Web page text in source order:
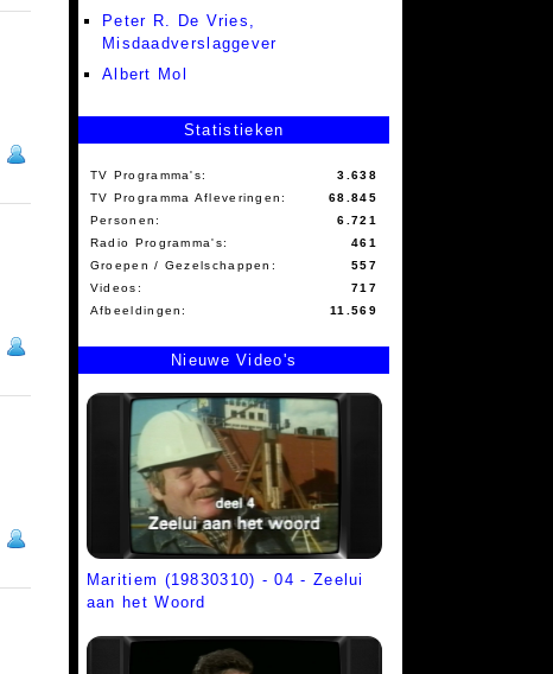
Peter R. De Vries,
Misdaadverslaggever
Albert Mol
Statistieken
TV Programma's:
3.638
TV Programma Afleveringen:
68.845
Personen:
6.721
Radio Programma's:
461
Groepen / Gezelschappen:
557
Videos:
717
Afbeeldingen:
11.569
Nieuwe Video's
Maritiem (19830310) - 04 - Zeelui
aan het Woord